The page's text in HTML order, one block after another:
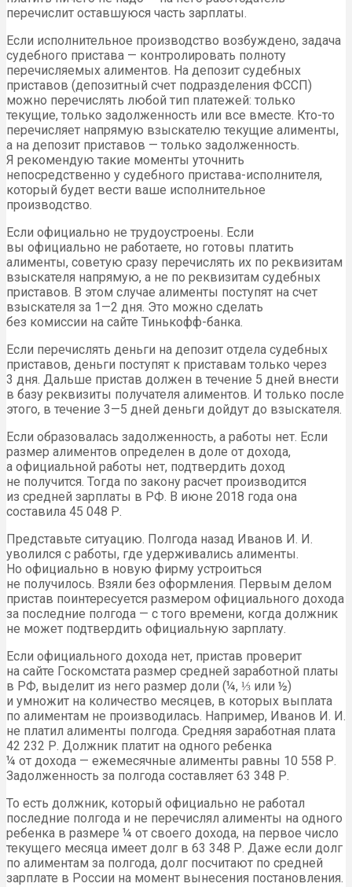
перечислит оставшуюся часть зарплаты.
Если исполнительное производство возбуждено, задача
судебного пристава — контролировать полноту
перечисляемых алиментов. На депозит судебных
приставов (депозитный счет подразделения ФССП)
можно перечислять любой тип платежей: только
текущие, только задолженность или все вместе. Кто-то
перечисляет напрямую взыскателю текущие алименты,
а на депозит приставов — только задолженность.
Я рекомендую такие моменты уточнить
непосредственно у судебного пристава-исполнителя,
который будет вести ваше исполнительное
производство.
Если официально не трудоустроены. Если
вы официально не работаете, но готовы платить
алименты, советую сразу перечислять их по реквизитам
взыскателя напрямую, а не по реквизитам судебных
приставов. В этом случае алименты поступят на счет
взыскателя за 1—2 дня. Это можно сделать
без комиссии на сайте Тинькофф-банка.
Если перечислять деньги на депозит отдела судебных
приставов, деньги поступят к приставам только через
3 дня. Дальше пристав должен в течение 5 дней внести
в базу реквизиты получателя алиментов. И только после
этого, в течение 3—5 дней деньги дойдут до взыскателя.
Если образовалась задолженность, а работы нет. Если
размер алиментов определен в доле от дохода,
а официальной работы нет, подтвердить доход
не получится. Тогда по закону расчет производится
из средней зарплаты в РФ. В июне 2018 года она
составила 45 048 Р.
Представьте ситуацию. Полгода назад Иванов И. И.
уволился с работы, где удерживались алименты.
Но официально в новую фирму устроиться
не получилось. Взяли без оформления. Первым делом
пристав поинтересуется размером официального дохода
за последние полгода — с того времени, когда должник
не может подтвердить официальную зарплату.
Если официального дохода нет, пристав проверит
на сайте Госкомстата размер средней заработной платы
в РФ, выделит из него размер доли (¼, ⅓ или ½)
и умножит на количество месяцев, в которых выплата
по алиментам не производилась. Например, Иванов И. И.
не платил алименты полгода. Средняя заработная плата
42 232 Р. Должник платит на одного ребенка
¼ от дохода — ежемесячные алименты равны 10 558 Р.
Задолженность за полгода составляет 63 348 Р.
То есть должник, который официально не работал
последние полгода и не перечислял алименты на одного
ребенка в размере ¼ от своего дохода, на первое число
текущего месяца имеет долг в 63 348 Р. Даже если долг
по алиментам за полгода, долг посчитают по средней
зарплате в России на момент вынесения постановления.